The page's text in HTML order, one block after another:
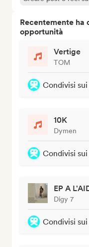
Recentemente
opportunità
Vertige
TOM
Condivisi
10K
Dymen
Condivisi
EP A
Digy 7
Condivisi